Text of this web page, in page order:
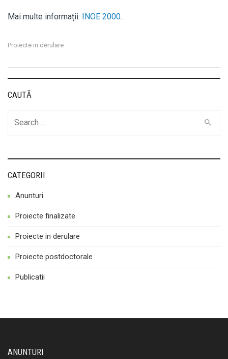
Mai multe informații: INOE 2000.
Proiecte in derulare
CAUTĂ
CATEGORII
Anunturi
Proiecte finalizate
Proiecte in derulare
Proiecte postdoctorale
Publicatii
ANUNTURI